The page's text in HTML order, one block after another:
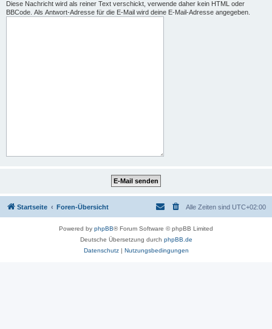
Diese Nachricht wird als reiner Text verschickt, verwende daher kein HTML oder
BBCode. Als Antwort-Adresse für die E-Mail wird deine E-Mail-Adresse angegeben.
Startseite Foren-Übersicht Alle Zeiten sind UTC+02:00
Powered by phpBB® Forum Software © phpBB Limited
Deutsche Übersetzung durch phpBB.de
Datenschutz| Nutzungsbedingungen